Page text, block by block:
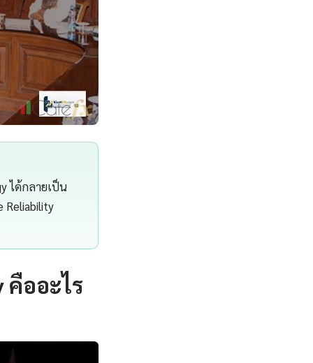
ได้กลายเป็น
Reliability
ออะไร